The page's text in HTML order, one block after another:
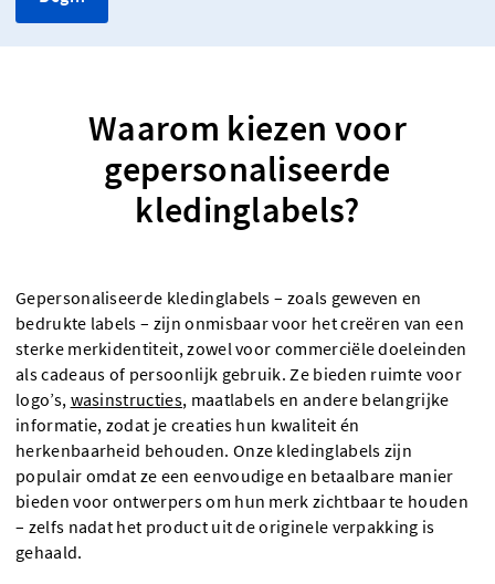
Waarom kiezen voor
gepersonaliseerde
kledinglabels?
Gepersonaliseerde kledinglabels – zoals geweven en
bedrukte labels – zijn onmisbaar voor het creëren van een
sterke merkidentiteit, zowel voor commerciële doeleinden
als cadeaus of persoonlijk gebruik. Ze bieden ruimte voor
logo’s, wasinstructies, maatlabels en andere belangrijke
informatie, zodat je creaties hun kwaliteit én
herkenbaarheid behouden. Onze kledinglabels zijn
populair omdat ze een eenvoudige en betaalbare manier
bieden voor ontwerpers om hun merk zichtbaar te houden
– zelfs nadat het product uit de originele verpakking is
gehaald.